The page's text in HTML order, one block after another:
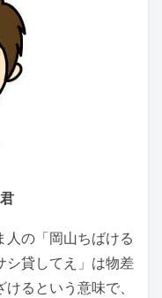
人の「岡山ちばける
シ貸してえ」は物差
るという意味で、